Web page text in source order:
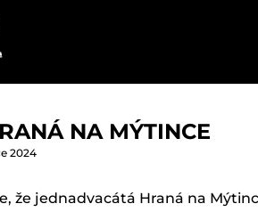
NA MÝTINCE
2024
že jednadvacátá Hraná na